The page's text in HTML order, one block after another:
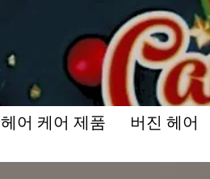
헤어 케어 제품 버진 헤어